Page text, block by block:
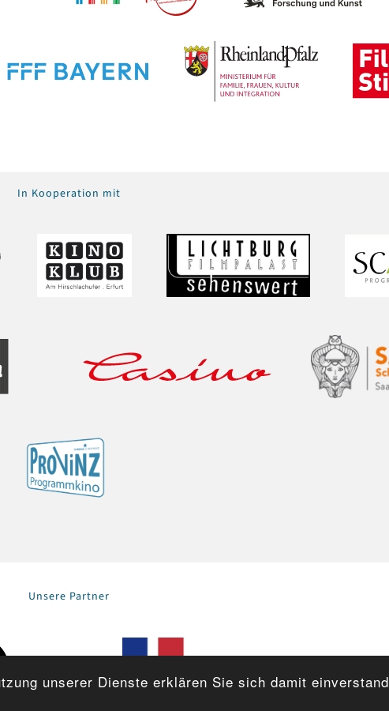
unserer Dienste erklären Sie sich damit
In Kooperation mit
Unsere Partner